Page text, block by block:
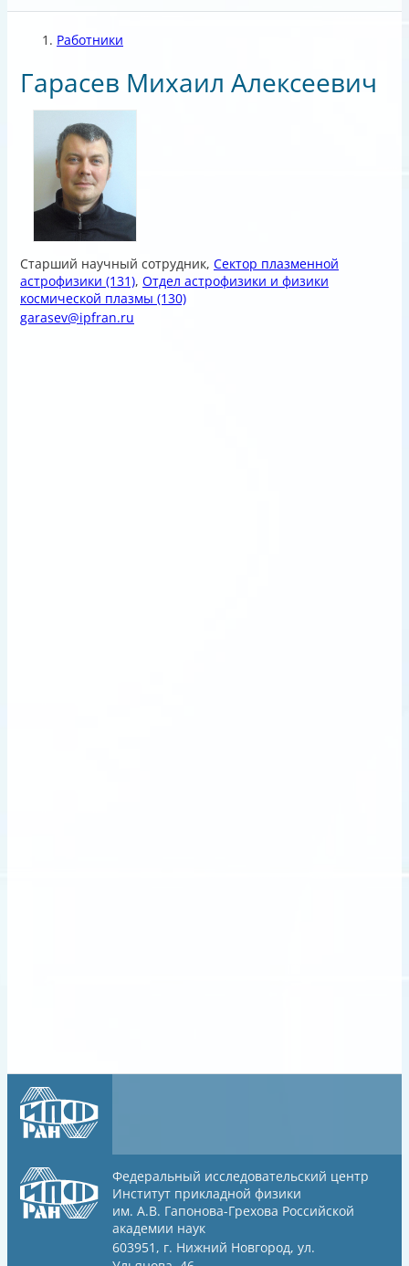
Работники
Гарасев Михаил Алексеевич
Старший научный сотрудник, Сектор плазменной
астрофизики (131), Отдел астрофизики и физики
космической плазмы (130)
garasev@ipfran.ru
Федеральный исследовательский центр
Институт прикладной физики
им. А.В. Гапонова-Грехова Российской
академии наук
603951, г. Нижний Новгород, ул.